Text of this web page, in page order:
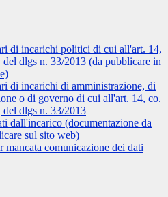
di incarichi politici di cui all'art. 14,
del dlgs n. 33/2013 (da pubblicare in
di incarichi di amministrazione, di
o di governo di cui all'art. 14, co.
del dlgs n. 33/2013
dall'incarico (documentazione da
sul sito web)
mancata comunicazione dei dati